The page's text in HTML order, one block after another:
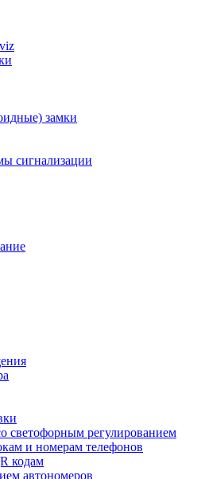
замки
сигнализации
светофорным регулированием
и номерам телефонов
кодам
автономеров